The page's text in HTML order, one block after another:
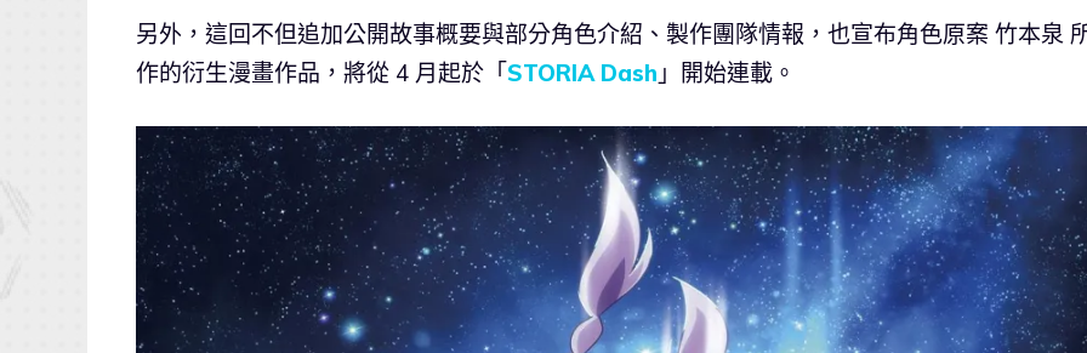
另外，這回不但追加公開故事概要與部分角色介紹、製作團隊情報，也宣布角色原案 竹本泉
作的衍生漫畫作品，將從 4 月起於「STORIA Dash 」開始連載。